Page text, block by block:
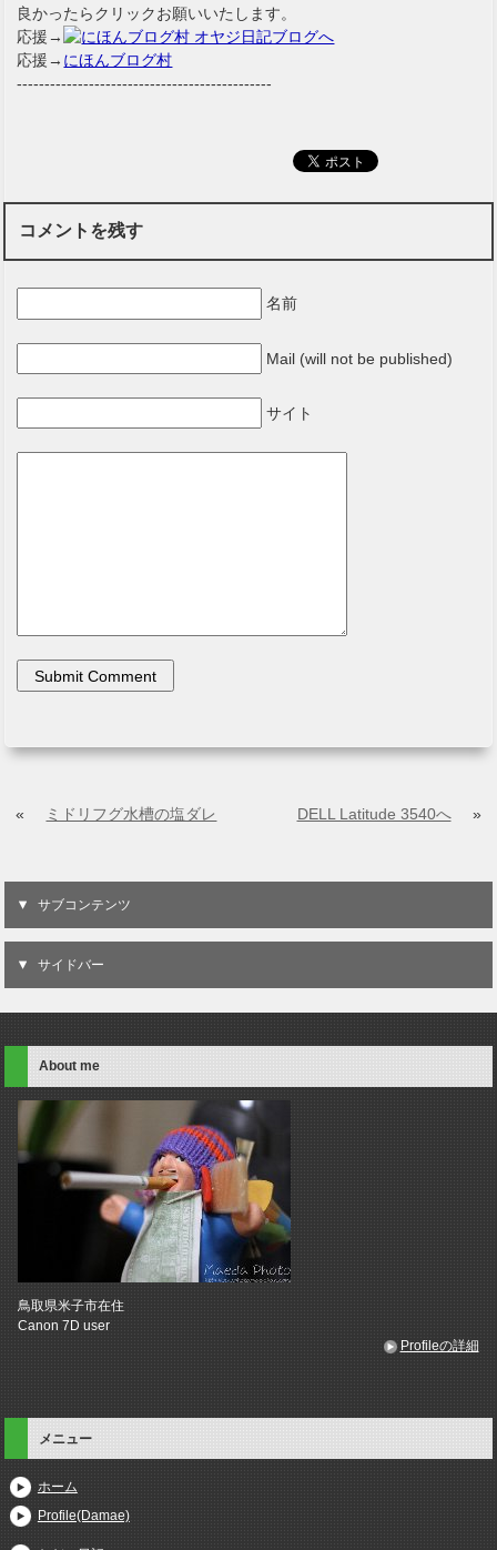
良かったらクリックお願いいたします。
応援→
応援→ にほんブログ村
----------------------------------------------
コメントを残す
名前
Mail (will not be published)
サイト
« ミドリフグ水槽の塩ダレ DELL Latitude 3540へ »
サブコンテンツ
サイドバー
About me
鳥取県米子市在住
Canon 7D user
Profileの詳細
メニュー
ホーム
Profile(Damae)